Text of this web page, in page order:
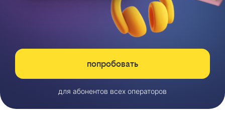
попробовать
для абонентов всех операторов